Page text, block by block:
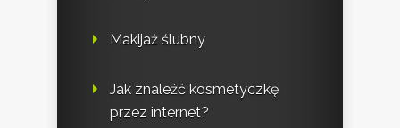
Makijaż ślubny
Jak znaleźć kosmetyczkę
przez internet?